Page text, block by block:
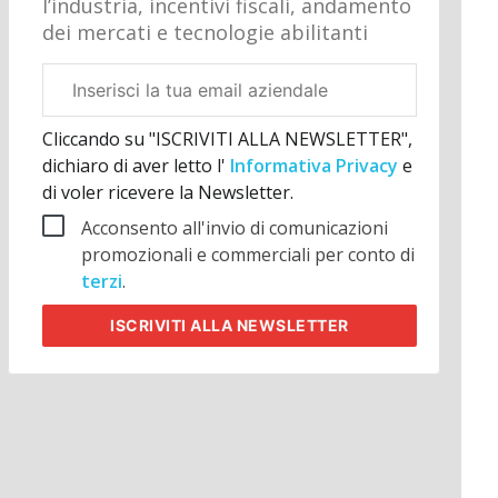
l’industria, incentivi fiscali, andamento
dei mercati e tecnologie abilitanti
aziendale
Cliccando su "ISCRIVITI ALLA NEWSLETTER",
dichiaro di aver letto l' Informativa Privacye
di voler ricevere la Newsletter.
Acconsento all'invio di comunicazioni
promozionali e commerciali per conto di
terzi.
ISCRIVITIALLA NEWSLETTER